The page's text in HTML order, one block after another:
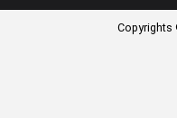
Copyrights